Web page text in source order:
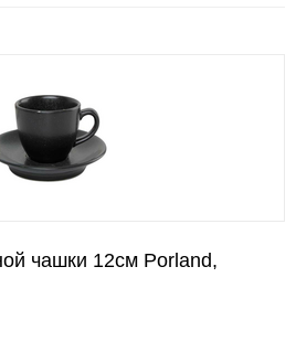
чашки 12см Porland,